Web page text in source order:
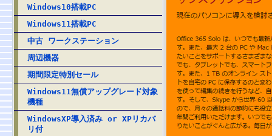
Windows10搭載PC
Windows11搭載PC
中古 ワークステーション
周辺機器
期間限定特別セール
Windows11無償アップグレード対象
機種
WindowsXP導入済み or XPリカバ
リ付